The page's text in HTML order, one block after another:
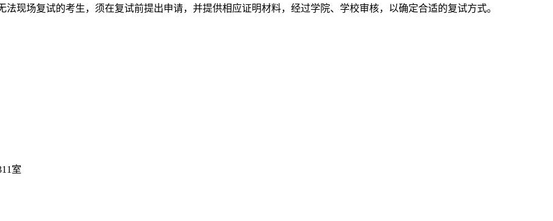
现场复试的考生，须在复试前提出申请，并提供相应证明材料，经过学院、学校审核，以确定合适的复试方式。
室